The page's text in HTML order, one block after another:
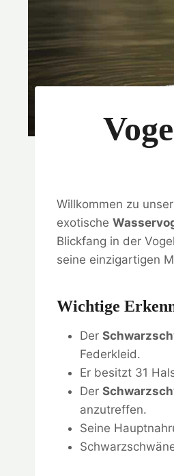
Willkommen zu
exotische
Blickfang in der
seine einzigartigen
Wichtige
Der
Federkleid.
Er besitzt 31
Der
anzutreffen.
Seine